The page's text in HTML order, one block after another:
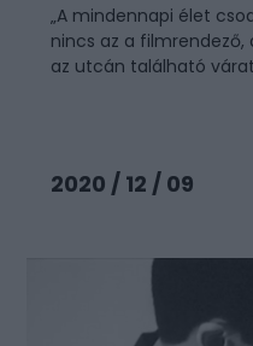
„A mindennapi élet
nincs az a
az utcán található
2020 / 12 / 09